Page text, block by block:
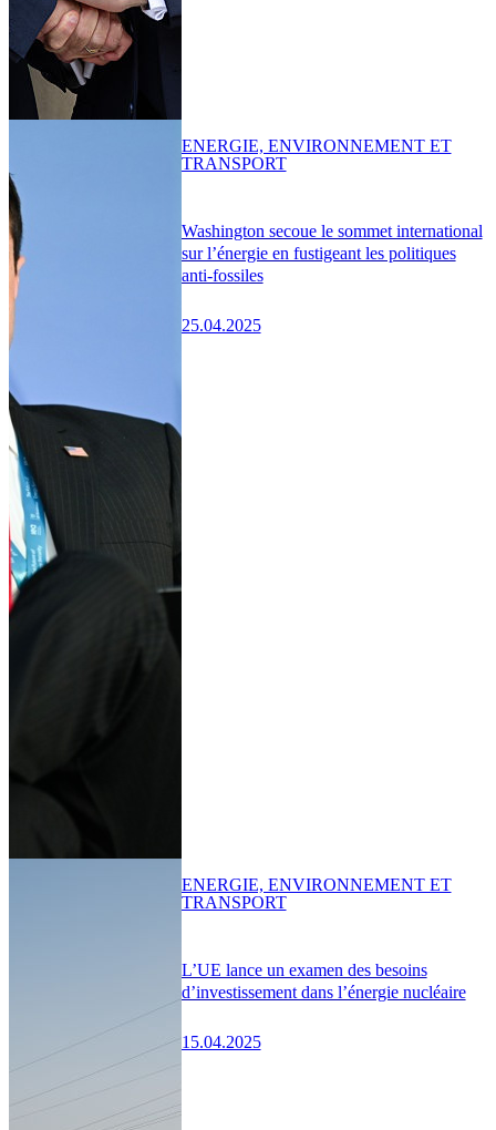
Washington secoue le sommet international
sur l’énergie en fustigeant les politiques
anti-fossiles
25.04.2025
ENERGIE, ENVIRONNEMENT ET
TRANSPORT
L’UE lance un examen des besoins
d’investissement dans l’énergie nucléaire
15.04.2025
ENERGIE, ENVIRONNEMENT ET
TRANSPORT